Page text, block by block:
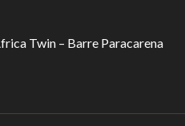
Twin – Barre Paracarena